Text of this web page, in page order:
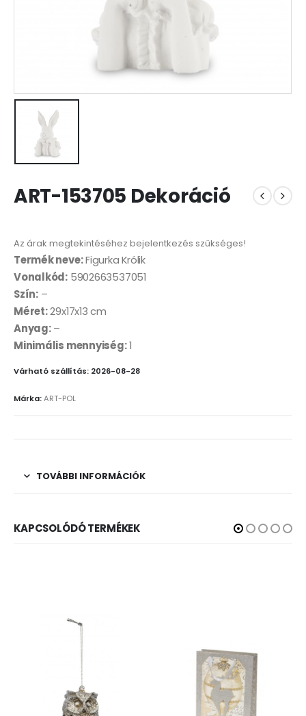
ART-153705 Dekoráció
Az árak megtekintéséhez bejelentkezés szükséges!
Termék neve:Figurka Królik
Vonalkód: 5902663537051
Szín:–
Méret:29x17x13 cm
Anyag:–
Minimális mennyiség:1
Várható szállítás: 2026-08-28
Márka:ART-POL
TOVÁBBI INFORMÁCIÓK
KAPCSOLÓDÓ TERMÉKEK